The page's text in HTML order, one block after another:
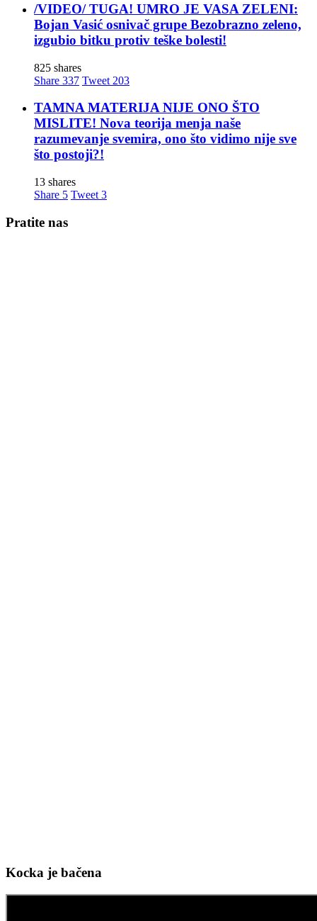
/VIDEO/ TUGA! UMRO JE VASA ZELENI:
Bojan Vasić osnivač grupe Bezobrazno zeleno,
izgubio bitku protiv teške bolesti!
825 shares
Share 337 Tweet 203
TAMNA MATERIJA NIJE ONO ŠTO
MISLITE! Nova teorija menja naše
razumevanje svemira, ono što vidimo nije sve
što postoji?!
13 shares
Share 5 Tweet 3
Pratite nas
Kocka je bačena